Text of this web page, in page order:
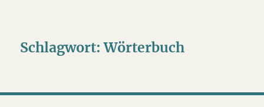
Schlagwort:Wörterbuch